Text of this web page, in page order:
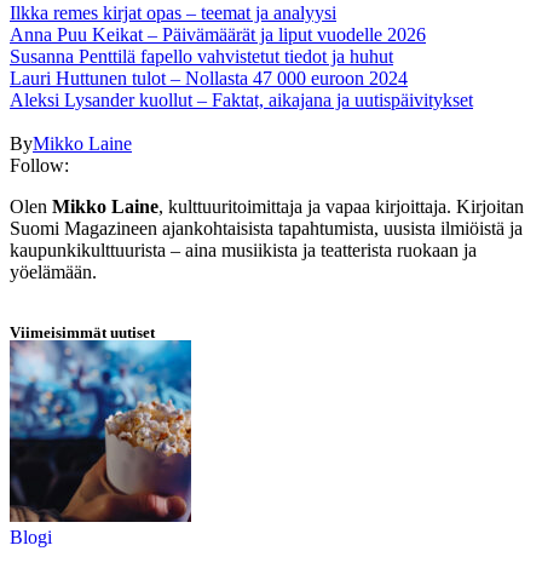
Ilkka remes kirjat opas – teemat ja analyysi
Anna Puu Keikat – Päivämäärät ja liput vuodelle 2026
Susanna Penttilä fapello vahvistetut tiedot ja huhut
Lauri Huttunen tulot – Nollasta 47 000 euroon 2024
Aleksi Lysander kuollut – Faktat, aikajana ja uutispäivitykset
ByMikko Laine
Follow:
Olen Mikko Laine, kulttuuritoimittaja ja vapaa kirjoittaja. Kirjoitan
Suomi Magazineen ajankohtaisista tapahtumista, uusista ilmiöistä ja
kaupunkikulttuurista – aina musiikista ja teatterista ruokaan ja
yöelämään.
Viimeisimmät uutiset
Blogi